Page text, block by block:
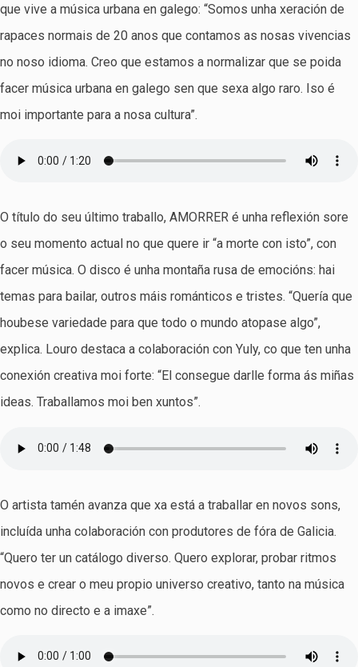
que vive a música urbana en galego: “Somos unha xeración de
rapaces normais de 20 anos que contamos as nosas vivencias
no noso idioma. Creo que estamos a normalizar que se poida
facer música urbana en galego sen que sexa algo raro. Iso é
moi importante para a nosa cultura”.
O título do seu último traballo, AMORRER é unha reflexión sore
o seu momento actual no que quere ir “a morte con isto”, con
facer música. O disco é unha montaña rusa de emocións: hai
temas para bailar, outros máis románticos e tristes. “Quería que
houbese variedade para que todo o mundo atopase algo”,
explica. Louro destaca a colaboración con Yuly, co que ten unha
conexión creativa moi forte: “El consegue darlle forma ás miñas
ideas. Traballamos moi ben xuntos”.
O artista tamén avanza que xa está a traballar en novos sons,
incluída unha colaboración con produtores de fóra de Galicia.
“Quero ter un catálogo diverso. Quero explorar, probar ritmos
novos e crear o meu propio universo creativo, tanto na música
como no directo e a imaxe”.